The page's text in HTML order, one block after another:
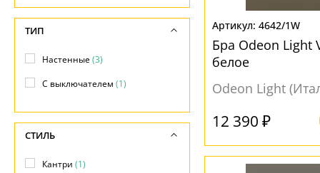
4642/1W
Бра Odeon Light
белое
Odeon Light
12 390 ₽
ТИП
Настенные(3)
С выключателем (1)
СТИЛЬ
Кантри (1)